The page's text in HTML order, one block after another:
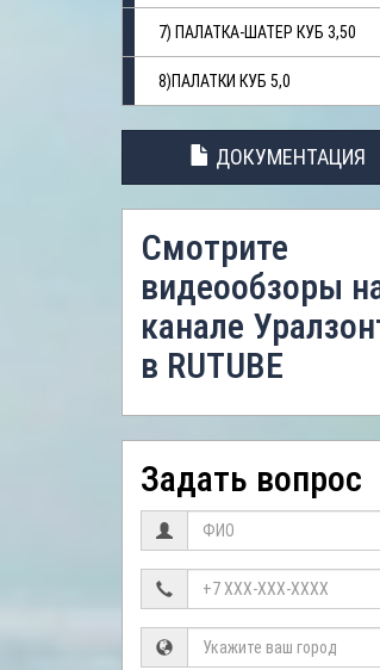
7) ПАЛАТКА-ШАТЕР КУБ 3,50
8)ПАЛАТКИ КУБ 5,0
ДОКУМЕНТАЦИЯ
Смотрите
видеообзоры
канале
в RUTUBE
Задать вопрос